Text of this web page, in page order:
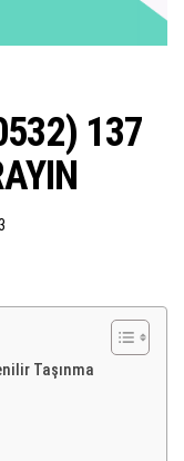
137
Taşınma